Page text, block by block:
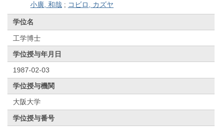
小廣, 和哉 ; コビロ, カズヤ
学位名
工学博士
学位授与年月日
1987-02-03
学位授与機関
大阪大学
学位授与番号